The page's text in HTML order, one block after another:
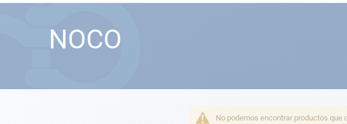
NOCO
No podemos encontrar productos que